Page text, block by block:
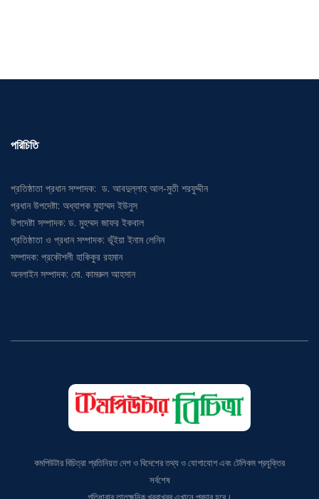
পরিচিতি
প্রতিষ্ঠাতা প্রধান সম্পাদক: ড. আবদুল্লাহ আল-মুতী শরফুদ্দীন
প্রধান উপদেষ্টা: অধ্যাপক মুহাম্মদ ইউনুস
উপদেষ্টা সম্পাদক: ড. মুহম্মদ জাফর ইকবাল
প্রতিষ্ঠাতা ও প্রধান সম্পাদক: ভূঁইয়া ইনাম লেনিন
সম্পাদক: প্রকৌশলী হাকিকুর রহমান
অনলাইন সম্পাদক: মো. কামরুল আহসান
কমপিউটার বিচিত্রা প্রতিনিয়ত দেশ ও বিদেশের তথ্য ও যোগাযোগ এবং টেলিকম প্রযুক্তির
সর্বশেষ